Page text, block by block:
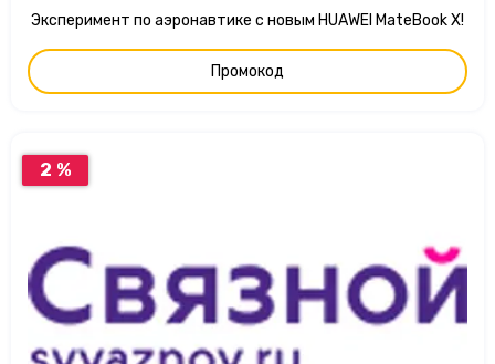
Эксперимент по аэронавтике с новым HUAWEI MateBook X!
Промокод
2 %